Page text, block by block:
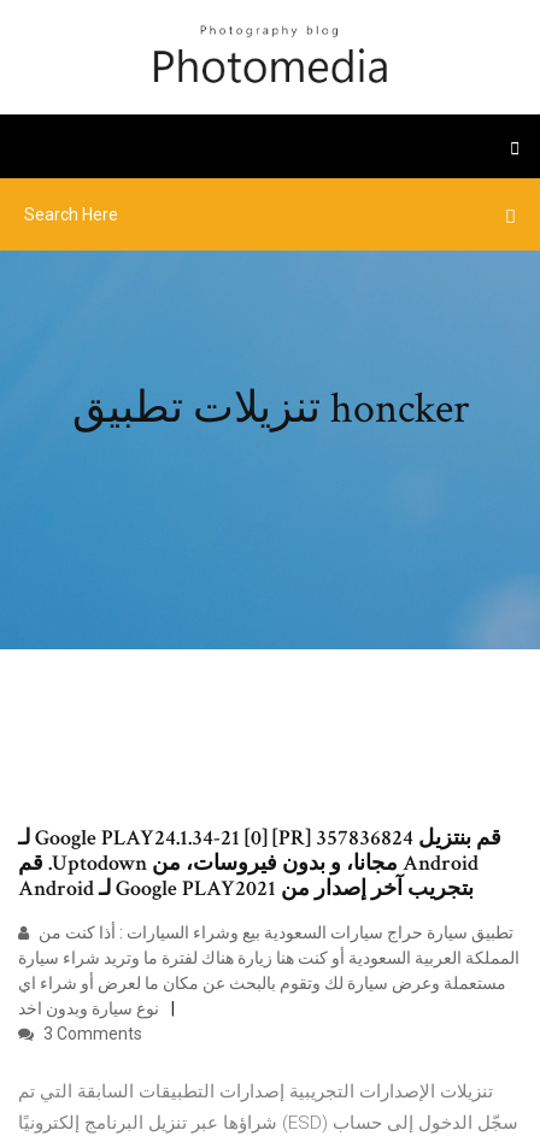
تنزيلات تطبيق honcker
‫قم بنتزيل Google PLAY24.1.34-21 [0] [PR] 357836824 لـ
Android مجانا، و بدون فيروسات، من Uptodown. قم
بتجريب آخر إصدار من Google PLAY2021 لـ Android
المملكة العربية السعودية أو كنت هنا زيارة هناك لفترة ما وتريد شراء سيارة
مستعملة وعرض سيارة لك وتقوم بالبحث عن مكان ما لعرض أو شراء اي
نوع سيارة وبدون اخد
3 Comments
تنزيلات الإصدارات التجريبية إصدارات التطبيقات السابقة التي تم
شراؤها عبر تنزيل البرنامج إلكترونيًا (ESD) سجّل الدخول إلى حساب